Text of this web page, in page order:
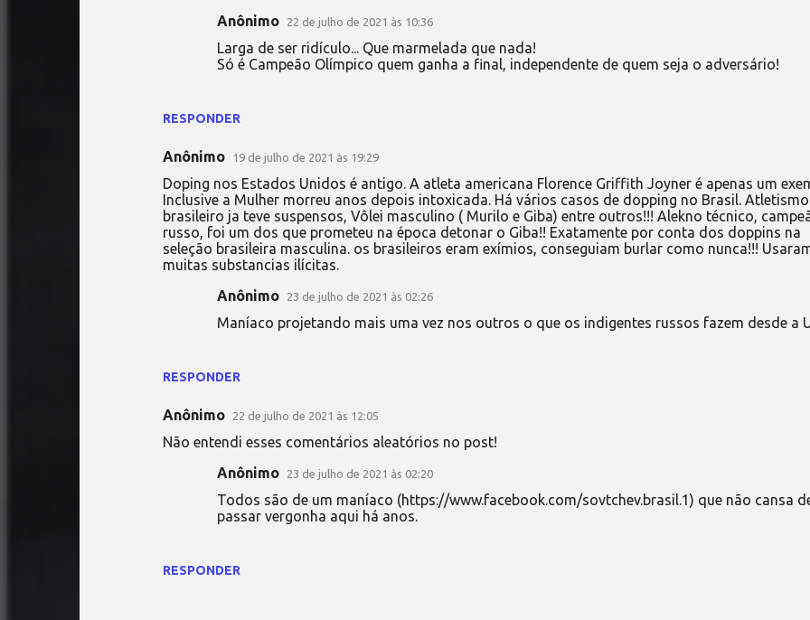
RESPONDER
Anônimo 22 de julho de 2021 às 10:36
Larga de ser ridículo... Que marmelada que nada!
Só é Campeão Olímpico quem ganha a final, independente de quem seja o adversário!
Anônimo 19 de julho de 2021 às 19:29
Doping nos Estados Unidos é antigo. A atleta americana Florence Griffith Joyner é apenas um
Inclusive a Mulher morreu anos depois intoxicada. Há vários casos de dopping no Brasil. Atletismo
brasileiro ja teve suspensos, Vôlei masculino ( Murilo e Giba) entre outros!!! Alekno técnico,
russo, foi um dos que prometeu na época detonar o Giba!! Exatamente por conta dos doppins na
seleção brasileira masculina. os brasileiros eram exímios, conseguiam burlar como nunca!!!
muitas substancias ilícitas.
RESPONDER
Anônimo 23 de julho de 2021 às 02:26
Maníaco projetando mais uma vez nos outros o que os indigentes russos fazem desde a
Anônimo 22 de julho de 2021 às 12:05
Não entendi esses comentários aleatórios no post!
RESPONDER
Anônimo 23 de julho de 2021 às 02:20
Todos são de um maníaco (https://www.facebook.com/sovtchev.brasil.1) que não cansa
passar vergonha aqui há anos.